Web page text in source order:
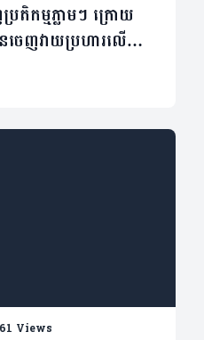
តិកម្មភ្លាមៗ ក្រោយ
ចេញវាយប្រហារលើប្តី
Views